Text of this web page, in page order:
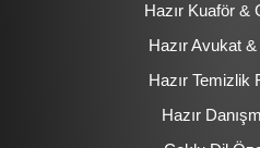
Hazır Kuaför &
Hazır Avukat
Hazır Temizlik
Hazır